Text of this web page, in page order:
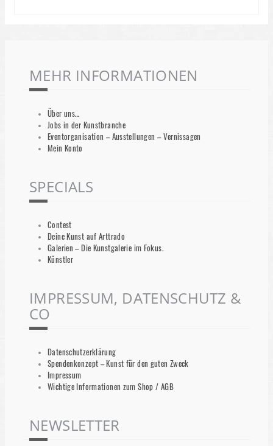
MEHR INFORMATIONEN
Über uns…
Jobs in der Kunstbranche
Eventorganisation – Ausstellungen – Vernissagen
Mein Konto
SPECIALS
Contest
Deine Kunst auf Arttrado
Galerien – Die Kunstgalerie im Fokus.
Künstler
IMPRESSUM, DATENSCHUTZ &
CO
Datenschutzerklärung
Spendenkonzept – Kunst für den guten Zweck
Impressum
Wichtige Informationen zum Shop / AGB
NEWSLETTER